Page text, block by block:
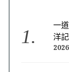
一
洋